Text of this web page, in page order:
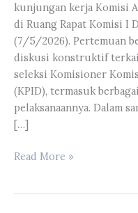
kunjungan kerja Komisi
di Ruang Rapat Komisi I
(7/5/2026). Pertemuan
diskusi konstruktif
seleksi Komisioner
(KPID), termasuk
pelaksanaannya. Dalam
[…]
Komisi
Read More »